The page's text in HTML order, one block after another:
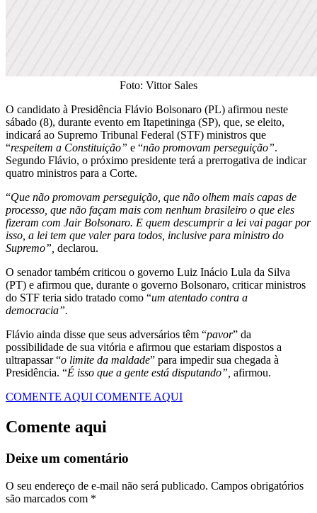
Foto: Vittor Sales
O candidato à Presidência Flávio Bolsonaro (PL) afirmou neste
sábado (8), durante evento em Itapetininga (SP), que, se eleito,
indicará ao Supremo Tribunal Federal (STF) ministros que
“respeitem a Constituição” e “não promovam perseguição”.
Segundo Flávio, o próximo presidente terá a prerrogativa de indicar
quatro ministros para a Corte.
“Que não promovam perseguição, que não olhem mais capas de
processo, que não façam mais com nenhum brasileiro o que eles
fizeram com Jair Bolsonaro. E quem descumprir a lei vai pagar por
isso, a lei tem que valer para todos, inclusive para ministro do
Supremo”, declarou.
O senador também criticou o governo Luiz Inácio Lula da Silva
(PT) e afirmou que, durante o governo Bolsonaro, criticar ministros
do STF teria sido tratado como “um atentado contra a
democracia”.
Flávio ainda disse que seus adversários têm “pavor” da
possibilidade de sua vitória e afirmou que estariam dispostos a
ultrapassar “o limite da maldade” para impedir sua chegada à
Presidência. “É isso que a gente está disputando”, afirmou.
COMENTE AQUI COMENTE AQUI
Comente aqui
Deixe um comentário
O seu endereço de e-mail não será publicado. Campos obrigatórios
são marcados com *